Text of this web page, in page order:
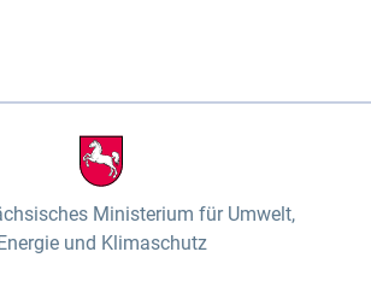
Ministerium für Umwelt,
und Klimaschutz